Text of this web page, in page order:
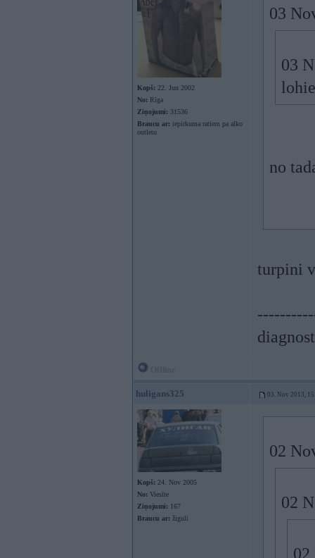
Kopš: 22. Jun 2002
No: Rīga
Ziņojumi: 31536
Braucu ar: iepirkuma ratiem pa alko
outletu
03
03
no
turpini
huligans325 03. Nov 2013,
Kopš: 24. Nov 2005
No: Viesīte
Ziņojumi: 167
Braucu ar: žiguli
02
02
02